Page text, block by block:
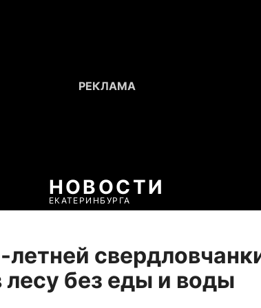
НОВОСТИ
ЕКАТЕРИНБУРГА
летней
лесу без еды и воды